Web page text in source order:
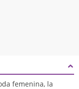
femenina, la